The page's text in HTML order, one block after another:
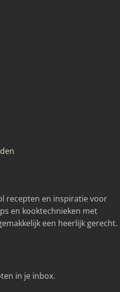
recepten en inspiratie voor
en kooktechnieken met
een heerlijk gerecht.
in je inbox.